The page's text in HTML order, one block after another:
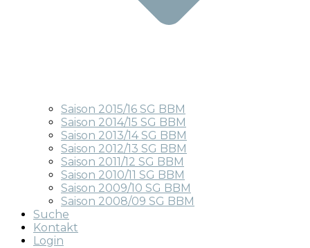
Saison 2015/16 SG BBM
Saison 2014/15 SG BBM
Saison 2013/14 SG BBM
Saison 2012/13 SG BBM
Saison 2011/12 SG BBM
Saison 2010/11 SG BBM
Saison 2009/10 SG BBM
Saison 2008/09 SG BBM
Suche
Kontakt
Login